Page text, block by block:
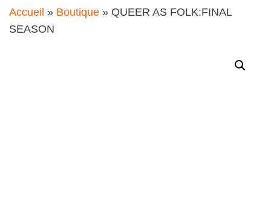
Accueil » Boutique » QUEER AS FOLK:FINAL
SEASON